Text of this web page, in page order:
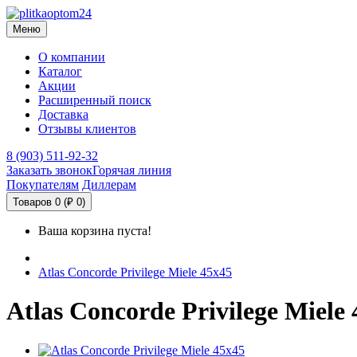
Меню
О компании
Каталог
Акции
Расширенный поиск
Доставка
Отзывы клиентов
8 (903) 511-92-32
Заказать звонокГорячая линия
Покупателям Диллерам
Товаров 0 (₽ 0)
Ваша корзина пуста!
Atlas Concorde Privilege Miele 45x45
Atlas Concorde Privilege Miele